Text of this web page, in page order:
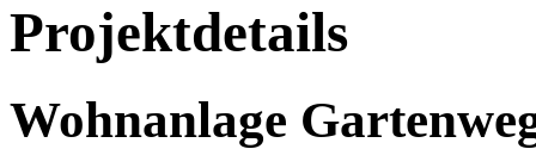
Projektdetails
Wohnanlage